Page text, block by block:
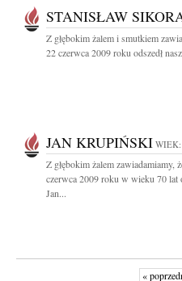
STANISŁAW
Z głębokim żalem i smutkiem
22 czerwca 2009 roku odszedł
JAN KRUPIŃSKI
Z głębokim żalem zawiadamiamy,
czerwca 2009 roku w wieku 70 lat
Jan...
«